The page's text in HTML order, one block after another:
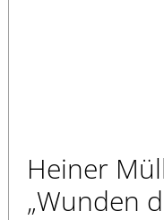
Heiner
„Wunden